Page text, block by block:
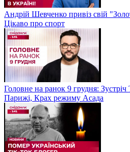
Андрій Шевченко привіз свій
Цікаво про спорт
Головне на ранок 9 грудня: Зустріч
Парижі, Крах режиму Асада